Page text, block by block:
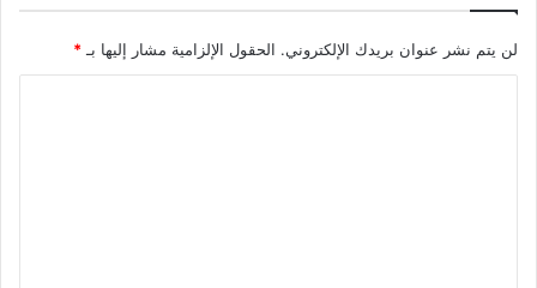
لن يتم نشر عنوان بريدك الإلكتروني. الحقول الإلزامية مشار إليها بـ *